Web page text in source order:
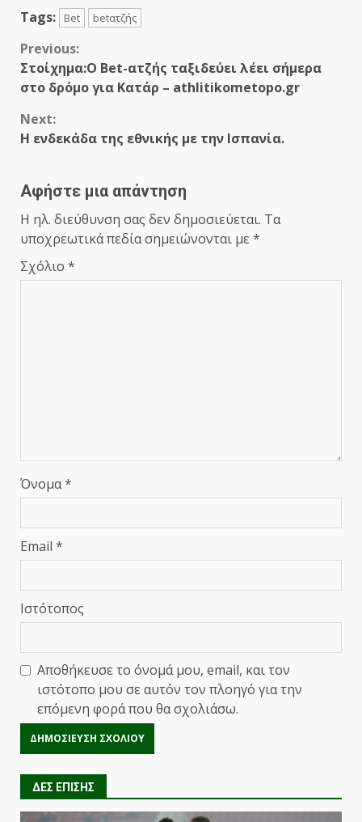
Tags: Bet betατζής
Continue
Reading
Previous:
Στοίχημα:Ο Βet-ατζής ταξιδεύει λέει σήμερα
στο δρόμο για Κατάρ – athlitikometopo.gr
Next:
Η ενδεκάδα της εθνικής με την Ισπανία.
Αφήστε μια απάντηση
Η ηλ. διεύθυνση σας δεν δημοσιεύεται. Τα
υποχρεωτικά πεδία σημειώνονται με *
Σχόλιο *
Όνομα*
Email *
Ιστότοπος
Αποθήκευσε το όνομά μου, email, και τον
ιστότοπο μου σε αυτόν τον πλοηγό για την
επόμενη φορά που θα σχολιάσω.
ΔΕΣ ΕΠΙΣΗΣ